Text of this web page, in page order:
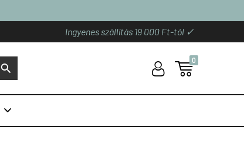
Ingyenes szállítás 19 000 Ft-tól ✓
S U 
0
